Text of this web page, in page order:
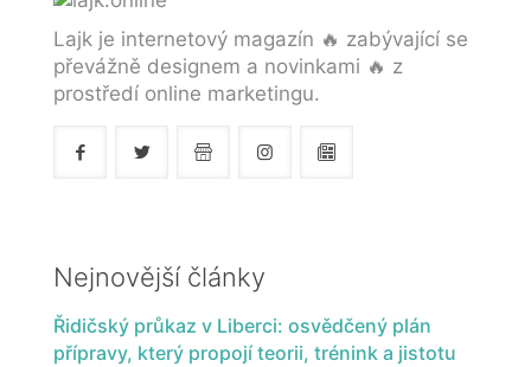
Lajk je internetový magazín 🔥 zabývající se
převážně designem a novinkami 🔥 z
prostředí online marketingu.
Nejnovější články
Řidičský průkaz v Liberci: osvědčený plán
přípravy, který propojí teorii, trénink a jistotu